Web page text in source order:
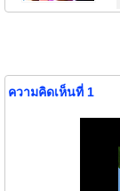
ความคิดเห็นที่ 1